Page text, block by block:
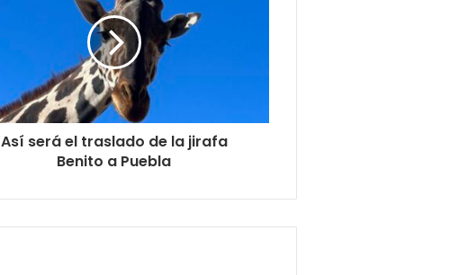
Así será el traslado de la jirafa
Benito a Puebla